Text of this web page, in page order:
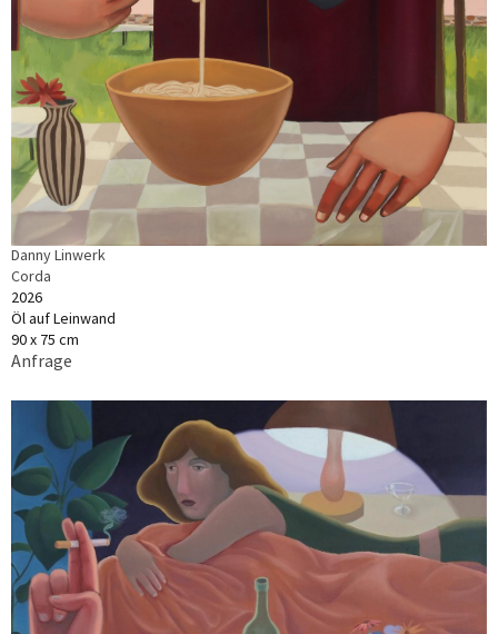
Danny Linwerk
Corda
2026
Öl auf Leinwand
90 x 75 cm
Anfrage